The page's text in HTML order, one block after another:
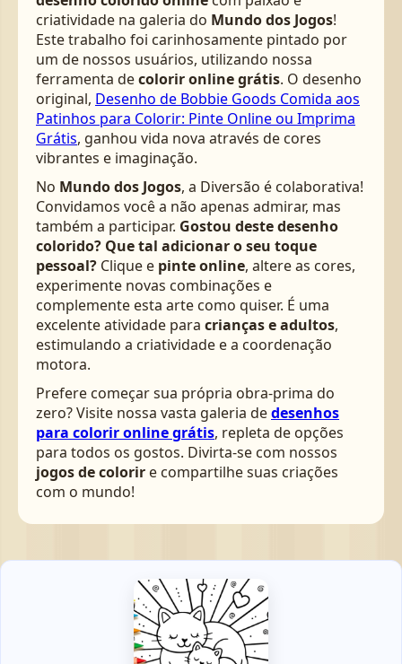
criatividade na galeria do Mundo dos Jogos!
Este trabalho foi carinhosamente pintado por
um de nossos usuários, utilizando nossa
ferramenta decolorir online grátis. O desenho
original, Desenho de Bobbie Goods Comida aos
Patinhos para Colorir: Pinte Online ou Imprima
Grátis, ganhou vida nova através de cores
vibrantes e imaginação.
No Mundo dos Jogos, a Diversão é colaborativa!
Convidamos você a não apenas admirar, mas
também a participar. Gostou deste desenho
colorido? Que tal adicionar o seu toque
pessoal? Clique e pinte online, altere as cores,
experimente novas combinações e
complemente esta arte como quiser. É uma
excelente atividade para crianças e adultos,
estimulando a criatividade e a coordenação
motora.
Prefere começar sua própria obra-prima do
zero? Visite nossa vasta galeria dedesenhos
para colorir online grátis, repleta de opções
para todos os gostos. Divirta-se com nossos
jogos de colorir e compartilhe suas criações
com o mundo!